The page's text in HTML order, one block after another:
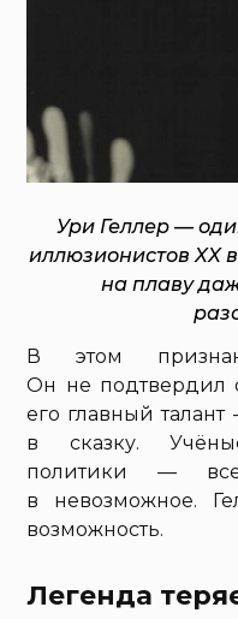
Ури Геллер —
иллюзионистов XX
на плаву
В этом
Он не подтвердил
его главный
в сказку.
политики —
в невозможное.
возможность.
Легенда